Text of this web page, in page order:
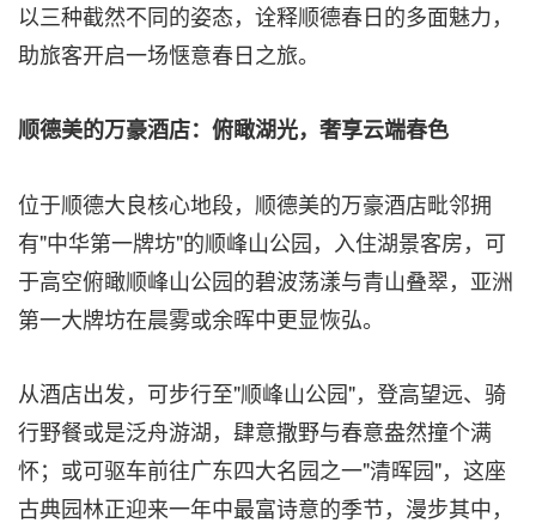
以三种截然不同的姿态，诠释顺德春日的多面魅力，
助旅客开启一场惬意春日之旅。
顺德美的万豪酒店：俯瞰湖光，奢享云端春色
位于顺德大良核心地段，顺德美的万豪酒店毗邻拥
有"中华第一牌坊"的顺峰山公园，入住湖景客房，可
于高空俯瞰顺峰山公园的碧波荡漾与青山叠翠，亚洲
第一大牌坊在晨雾或余晖中更显恢弘。
从酒店出发， 可步行至"顺峰山公园"，登高望远、骑
行野餐或是泛舟游湖，肆意撒野与春意盎然撞个满
怀； 或可驱车前往广东四大名园之一"清晖园"，这座
古典园林正迎来一年中最富诗意的季节，漫步其中，